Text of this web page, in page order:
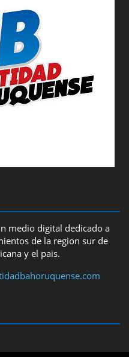
medio digital dedicado a
de la region sur de
y el pais.